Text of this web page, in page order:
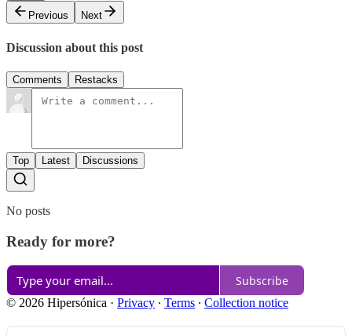
Previous
Next
Discussion about this post
Comments Restacks
Top Latest Discussions
No posts
Ready for more?
Subscribe
© 2026 Hipersónica · Privacy ∙ Terms ∙ Collection notice